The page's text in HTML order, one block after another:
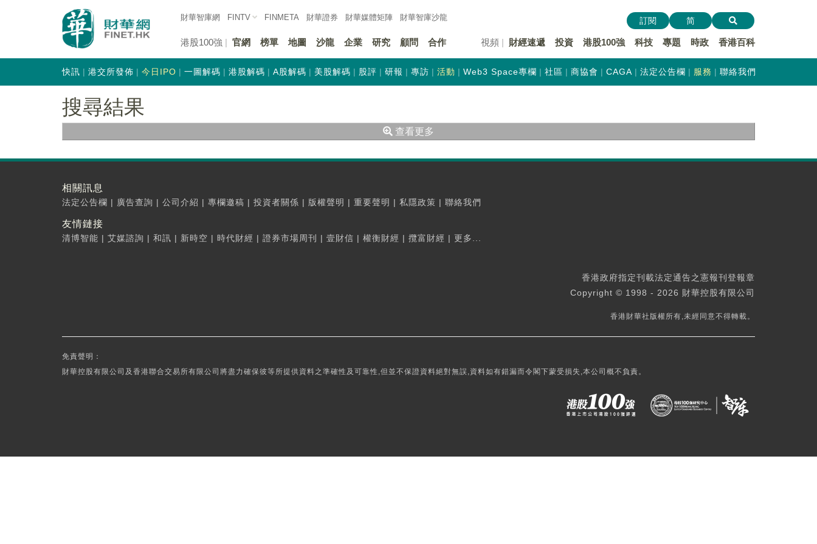
財華智庫網 FINTV FINMETA 財華證券 財華媒體矩陣 財華智庫沙龍
港股100強 官網 榜單 地圖 沙龍 企業 研究 顧問 合作 視頻 財經速遞 投資 港股100強 科技 專題 時政 香港百科
訂閱 简
快訊 港交所發佈 今日IPO 一圖解碼 港股解碼 A股解碼 美股解碼 股評 研報 專訪 活動 Web3 Space專欄 社區 商協會 CAGA 法定公告欄 服務 聯絡我們
搜尋結果
查看更多
相關訊息
法定公告欄 | 廣告查詢 | 公司介紹 | 專欄邀稿 | 投資者關係 | 版權聲明 | 重要聲明 | 私隱政策 | 聯絡我們
友情鏈接
清博智能 | 艾媒諮詢 | 和訊 | 新時空 | 時代財經 | 證券市場周刊 | 壹財信 | 權衡財經 | 攬富財經 | 更多...
香港政府指定刊載法定通告之憲報刊登報章
Copyright © 1998 - 2026 財華控股有限公司
香港財華社版權所有,未經同意不得轉載。
免責聲明：
財華控股有限公司及香港聯合交易所有限公司將盡力確保彼等所提供資料之準確性及可靠性,但並不保證資料絕對無誤,資料如有錯漏而令閣下蒙受損失,本公司概不負責。